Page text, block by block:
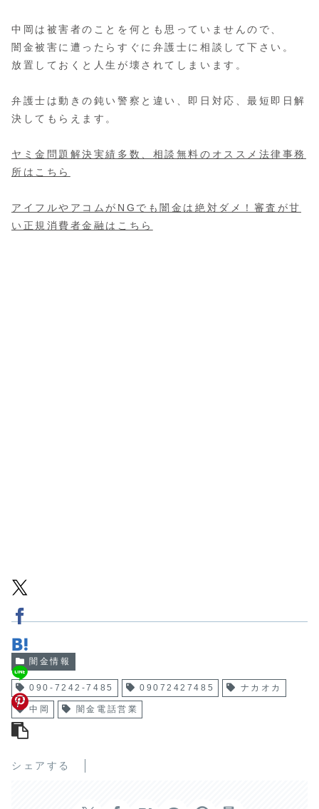
中岡は被害者のことを何とも思っていませんので、
闇金被害に遭ったらすぐに弁護士に相談して下さい。
放置しておくと人生が壊されてしまいます。
弁護士は動きの鈍い警察と違い、即日対応、最短即日解
決してもらえます。
ヤミ金問題解決実績多数、相談無料のオススメ法律事務
所はこちら
アイフルやアコムがNGでも闇金は絶対ダメ！審査が甘
い正規消費者金融はこちら
闇金情報
090-7242-7485 09072427485 ナカオカ
中岡 闇金電話営業
シェアする